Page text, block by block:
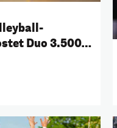
Duo 3.500